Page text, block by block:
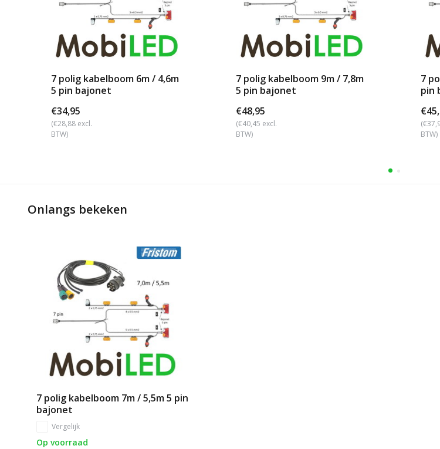
7 polig kabelboom 6m / 4,6m
5 pin bajonet
€34,95
(€28,88 excl.
BTW)
7 polig kabelboom 9m / 7,8m
5 pin bajonet
€48,95
(€40,45 excl.
BTW)
7
pin
BTW)
Onlangs bekeken
7 polig kabelboom 7m / 5,5m 5 pin
bajonet
Vergelijk
Op voorraad